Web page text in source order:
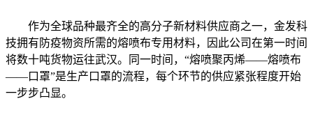
作为全球品种最齐全的高分子新材料供应商之一，金发科
技拥有防疫物资所需的熔喷布专用材料，因此公司在第一时间
将数十吨货物运往武汉。同一时间，“熔喷聚丙烯——熔喷布
——口罩”是生产口罩的流程，每个环节的供应紧张程度开始
一步步凸显。